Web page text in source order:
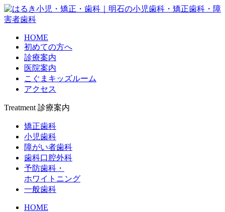
HOME
初めての方へ
診療案内
医院案内
こぐまキッズルーム
アクセス
Treatment 診療案内
矯正歯科
小児歯科
障がい者歯科
歯科口腔外科
予防歯科・
ホワイトニング
一般歯科
HOME